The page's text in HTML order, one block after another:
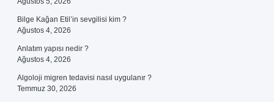
Bilge Kağan Etil’in sevgilisi kim ?
Ağustos 4, 2026
Anlatım yapısı nedir ?
Ağustos 4, 2026
Algoloji migren tedavisi nasıl uygulanır ?
Temmuz 30, 2026